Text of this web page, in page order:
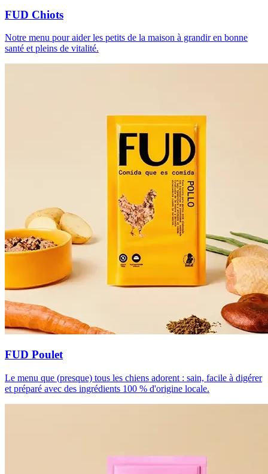
FUD Chiots
Notre menu pour aider les petits de la maison à grandir en bonne
santé et pleins de vitalité.
FUD Poulet
Le menu que (presque) tous les chiens adorent : sain, facile à digérer
et préparé avec des ingrédients 100 % d'origine locale.